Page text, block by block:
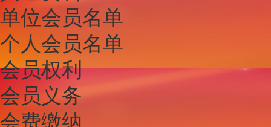
单位会员名单
个人会员名单
会员权利
会员义务
会费缴纳